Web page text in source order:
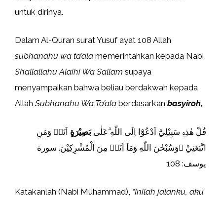
untuk dirinya.
Dalam Al-Quran surat Yusuf ayat 108 Allah
subhanahu wa ta’ala memerintahkan kepada Nabi
Shallallahu Alaihi Wa Sallam supaya
menyampaikan bahwa beliau berdakwah kepada
Allah Subhanahu Wa Ta’ala berdasarkan basyiroh,
قُلْ هٰذِهٖ سَبِيْلِيْٓ اَدْعُوْٓا اِلَى اللّٰهِ ۗعَلٰىبَصِيْرَةٍ اَنَا۠ وَمَنِ
اتَّبَعَنِيْ ۗوَسُبْحٰنَ اللّٰهِ وَمَآ اَنَا۠ مِنَ الْمُشْرِكِيْنَ. سورة
يوسف: 108
Katakanlah (Nabi Muhammad), “Inilah jalanku, aku